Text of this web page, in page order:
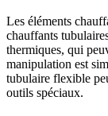
Les éléments
chauffants
thermiques, qui
manipulation est
tubulaire flexible
outils spéciaux.